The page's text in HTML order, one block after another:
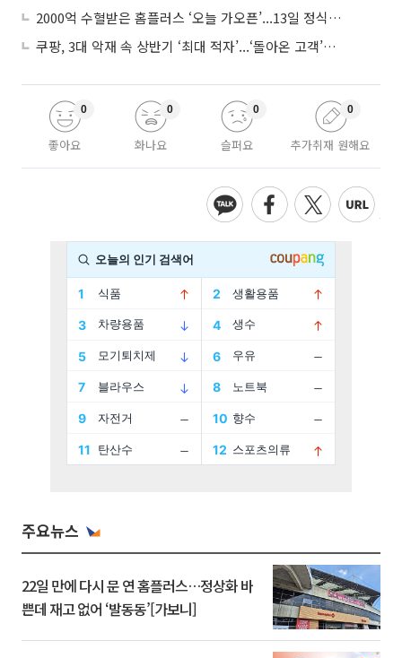
2000억 수혈받은 홈플러스 ‘오늘 가오픈’...13일 정식 개장 시험대
쿠팡, 3대 악재 속 상반기 ‘최대 적자’...‘돌아온 고객’에 수익성 반등 주목
좋아요
0
화나요
0
슬퍼요
0
추가취재 원해요
0
주요뉴스
22일 만에 다시 문 연 홈플러스…정상화 바
쁜데 재고 없어 ‘발동동’[가보니]